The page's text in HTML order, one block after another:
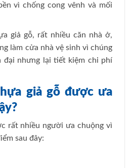
vì chống cong vênh và mối
giả gỗ, rất nhiều căn nhà ở,
làm cửa nhà vệ sinh vì chúng
đại nhưng lại tiết kiệm chi phí
giả gỗ được ưa
rất nhiều người ưa chuộng vì
sau đây: